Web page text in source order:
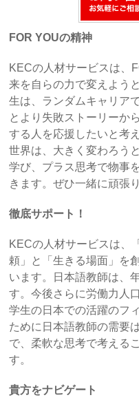
FOR YOUの精神
KECの人材サービスは、
来を自らの力で変えよう
生は、ランダムキャリア
とより失敗ストーリーか
する人を応援したいと考
世界は、大きく変わろう
学び、プラス思考で物事
きます。ぜひ一緒に頑張
徹底サポート！
KECの人材サービスは、
頼」と「生きる場面」を
います。日本語教師は、
す。今後さらに労働力人
学生の日本での活躍のフ
ために日本語教師の需要
で、柔軟な思考で考える
す。
貴方をナビゲート